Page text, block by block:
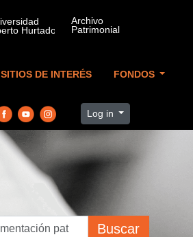
SITIOS DE INTERÉS FONDOS
Log in
Buscar